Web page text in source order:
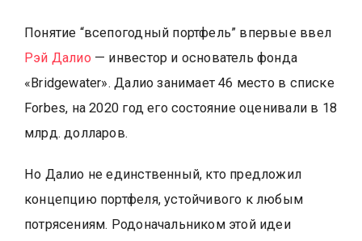
Понятие “всепогодный портфель” впервые ввел
Рэй Далио— инвестор и основатель фонда
«Bridgewater». Далио занимает 46 место в списке
Forbes, на 2020 год его состояние оценивали в 18
млрд. долларов.
Но Далио не единственный, кто предложил
концепцию портфеля, устойчивого к любым
потрясениям. Родоначальником этой идеи